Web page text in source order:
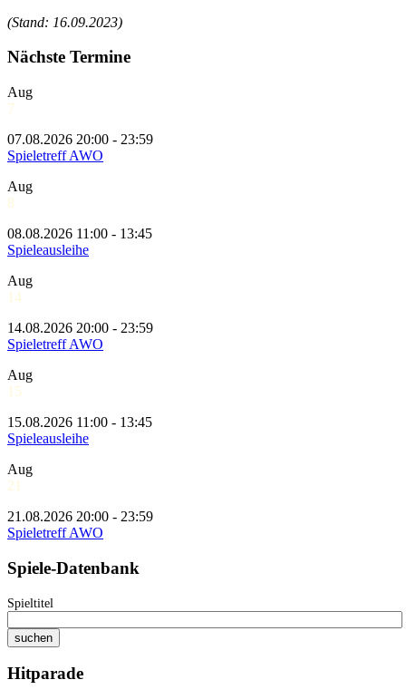
(Stand: 16.09.2023)
Nächste Termine
Aug
7
07.08.2026 20:00 - 23:59
Spieletreff AWO
Aug
8
08.08.2026 11:00 - 13:45
Spieleausleihe
Aug
14
14.08.2026 20:00 - 23:59
Spieletreff AWO
Aug
15
15.08.2026 11:00 - 13:45
Spieleausleihe
Aug
21
21.08.2026 20:00 - 23:59
Spieletreff AWO
Spiele-Datenbank
Spieltitel
Hitparade